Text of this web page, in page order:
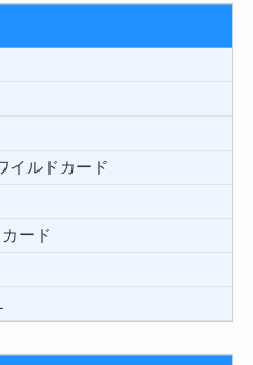
イルドカード
ード